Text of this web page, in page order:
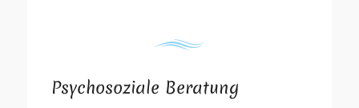
Psychosoziale Beratung